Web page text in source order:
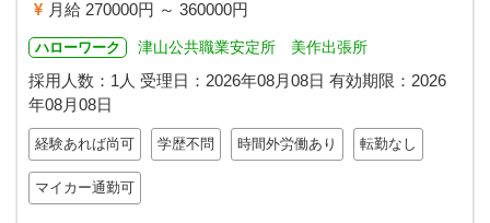
月給 270000円 ～ 360000円
ハローワーク 津山公共職業安定所 美作出張所
採用人数：1人 受理日： 2026年08月08日 有効期限： 2026
年08月08日
経験あれば尚可 学歴不問 時間外労働あり 転勤なし
マイカー通勤可